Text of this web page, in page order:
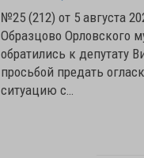
№25 (212) от 5 августа
Образцово Орловского
обратились к депутату
просьбой предать
ситуацию с…